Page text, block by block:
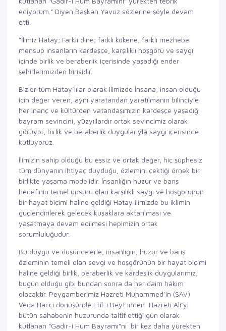
ediyorum.” Diyen Başkan Yavuz sözlerine şöyle devam
etti.
“İlimiz Hatay; Farklı dine, farklı kökene, farklı mezhebe
mensup insanların kardeşçe, karşılıklı hoşgörü ve saygı
içinde birlik ve beraberlik içerisinde yaşadığı ender
şehirlerimizden birisidir.
Bizler tüm Hatay’lılar olarak ilimizde İnsana, insan olduğu
için değer veren, aynı yaratandan yaratılmanın bilinciyle
her inanç ve kültürden vatandaşımızın kardeşçe yaşadığı
bayram sevincini, yüzyıllardır ortak sevincimiz olarak
görüyor, birlik ve beraberlik duygularıyla saygı içerisinde
kutluyoruz.
İlimizin sahip olduğu bu eşsiz ve ortak değer, hiç şüphesiz
tüm dünyanın ihtiyaç duyduğu, özlemini çektiği örnek bir
birlikte yaşama modelidir. İnsanlığın huzur ve barış
hedefinin temel unsuru olan karşılıklı saygı ve hoşgörünün
bir hayat biçimi haline geldiği Hatay ilimizde bu iklimin
güçlendirilerek gelecek kuşaklara aktarılması ve
yaşatmaya devam edilmesi hepimizin ortak
sorumluluğudur.
Bu duygu ve düşüncelerle, insanlığın, huzur ve barış
özleminin temeli olan sevgi ve hoşgörünün bir hayat biçimi
haline geldiği birlik, beraberlik ve kardeşlik duygularımız,
bugün olduğu gibi bundan sonra da her daim hâkim
olacaktır. Peygamberimiz Hazreti Muhammed’in (SAV)
Veda Haccı dönüşünde Ehl-i Beyt’inden Hazreti Ali’yi
bütün sahabenin huzurunda taltif ettiği gün olarak
kutlanan “Gadir-i Hum Bayramı”nı bir kez daha yürekten